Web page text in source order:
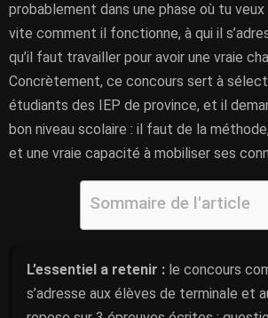
probablement dans une phase où tu
vite comment il fonctionne, à qui il
qu’il faut travailler pour avoir une vraie
Concrètement, ce concours sert à
étudiants des IEP de province, et il
bon niveau scolaire : il faut de la
et une vraie capacité à mobiliser ses
Sommaire de l'article
L’essentiel a retenir : le concours
s’adresse aux élèves de terminale et